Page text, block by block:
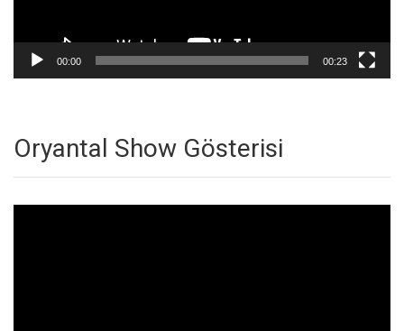
00:00 00:23
Oryantal Show Gösterisi